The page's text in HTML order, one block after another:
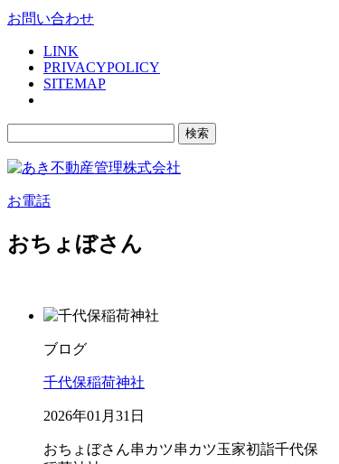
お問い合わせ
LINK
PRIVACYPOLICY
SITEMAP
お電話
おちょぼさん
ブログ
千代保稲荷神社
2026年01月31日
おちょぼさん串カツ串カツ玉家初詣千代保